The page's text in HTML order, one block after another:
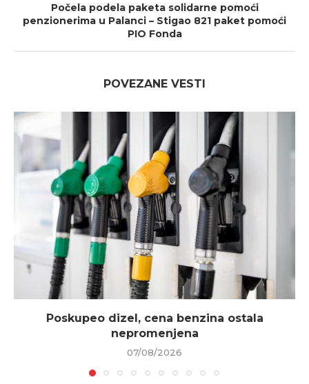
Počela podela paketa solidarne pomoći
penzionerima u Palanci – Stigao 821 paket pomoći
PIO Fonda
POVEZANE VESTI
Poskupeo dizel, cena benzina ostala
nepromenjena
07/08/2026